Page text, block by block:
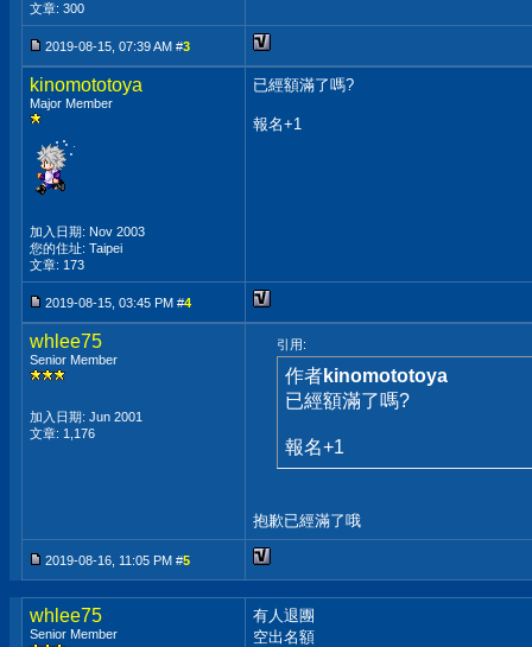
文章: 300
2019-08-15, 07:39 AM #3
kinomototoya
Major Member
加入日期: Nov 2003
您的住址: Taipei
文章: 173
已經額滿了嗎?
報名+1
2019-08-15, 03:45 PM #4
whlee75
Senior Member
加入日期: Jun 2001
文章: 1,176
引用:
作者kinomototoya
已經額滿了嗎?
報名+1
抱歉已經滿了哦
2019-08-16, 11:05 PM #5
whlee75
Senior Member
有人退團
空出名額